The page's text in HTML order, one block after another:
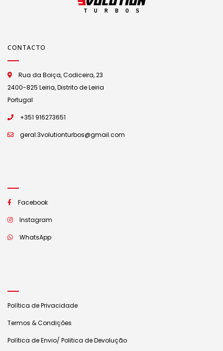
CONTACTO
Rua da Boiça, Codiceira, 23
2400-825 Leiria, Distrito de Leiria
Portugal
+351 916273651
geral.3volutionturbos@gmail.com
Facebook
Instagram
WhatsApp
Política de Privacidade
Termos & Condições
Política de Envio/ Politica de Devolução